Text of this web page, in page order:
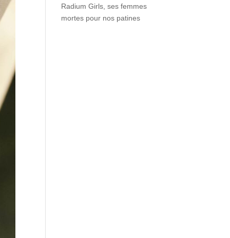
Radium Girls, ses femmes
mortes pour nos patines